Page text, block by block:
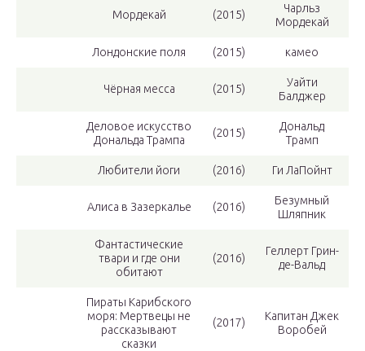
Мордекай (2015)
Чарльз
Мордекай
Лондонские поля (2015) камео
Чёрная месса (2015)
Уайти
Балджер
Деловое искусство
Дональда Трампа
(2015)
Дональд
Трамп
Любители йоги (2016) Ги ЛаПойнт
Алиса в Зазеркалье (2016)
Безумный
Шляпник
Фантастические
твари и где они
обитают
(2016)
Геллерт Грин-
де-Вальд
Пираты Карибского
моря: Мертвецы не
рассказывают
сказки
(2017)
Капитан Джек
Воробей